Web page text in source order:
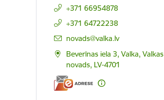
+371 66954878
+371 64722238
E-pasts:
novads@valka.lv
Beverīnas iela 3, Valka, Valkas
novads, LV-4701